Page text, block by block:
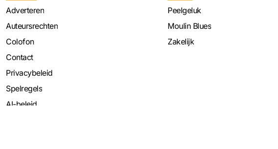
Adverteren
Auteursrechten
Colofon
Contact
Privacybeleid
Spelregels
AI-beleid
Peelgeluk
Moulin Blues
Zakelijk